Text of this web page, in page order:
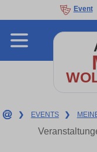
Event
❯ EVENTS ❯